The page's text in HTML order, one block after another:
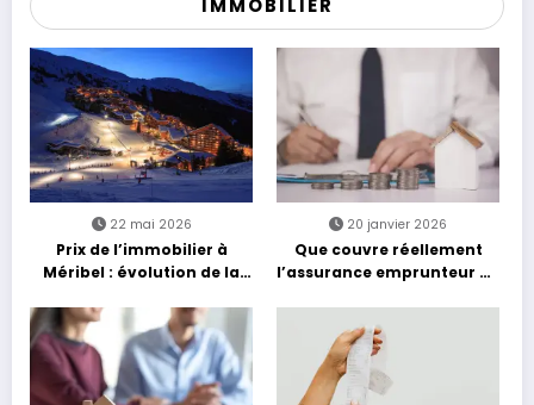
IMMOBILIER
22 mai 2026
Prix de l’immobilier à
Méribel : évolution de la
20 janvier 2026
Que couvre réellement
l’assurance emprunteur en